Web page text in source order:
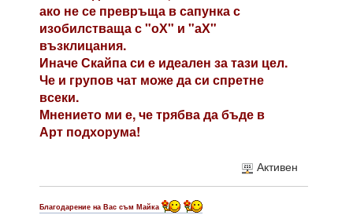
ако не се превръща в сапунка с
изобилстваща с "оХ" и "аХ"
възклицания.
Иначе Скайпа си е идеален за тази цел.
Че и групов чат може да си спретне
всеки.
Мнението ми е, че трябва да бъде в
Арт подхорума!
Активен
Благодарение на Вас съм Майка